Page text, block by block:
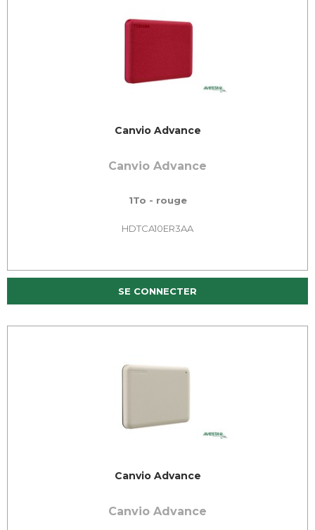
Canvio Advance
Canvio Advance
1To - rouge
HDTCA10ER3AA
SE CONNECTER
Canvio Advance
Canvio Advance